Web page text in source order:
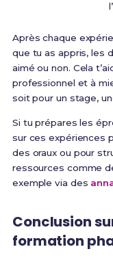
Après chaque
que tu as appris, les
aimé ou non. Cela
professionnel et à
soit pour un stage,
Si tu prépares les
sur ces expériences
des oraux ou pour
ressources comme
exemple via des
Conclusion
formation